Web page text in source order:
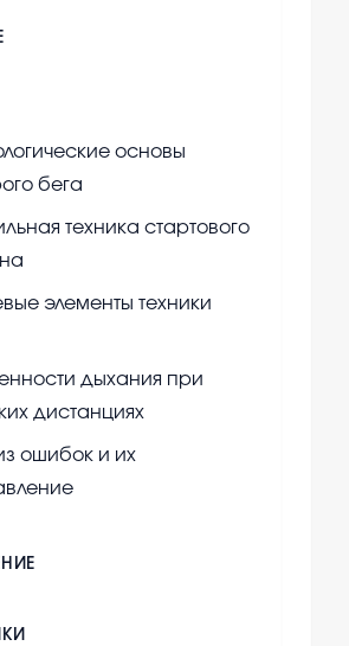
основы
бега
техника стартового
элементы техники
дыхания при
дистанциях
ошибок и их